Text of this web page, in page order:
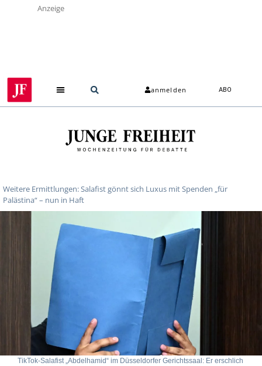
Anzeige
anmelden ABO
Weitere Ermittlungen: Salafist gönnt sich Luxus mit Spenden „für
Palästina“ – nun in Haft
TikTok-Salafist „Abdelhamid“ im Düsseldorfer Gerichtssaal: Er erschlich